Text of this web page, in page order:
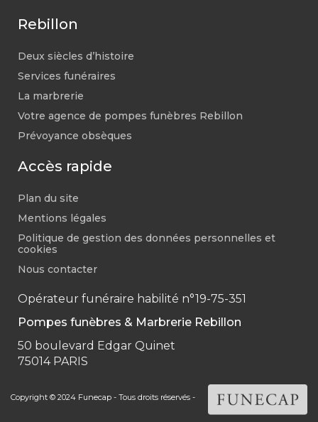
Rebillon
Deux siècles d’histoire
Services funéraires
La marbrerie
Votre agence de pompes funèbres Rebillon
Prévoyance obsèques
Accès rapide
Plan du site
Mentions légales
Politique de gestion des données personnelles et
cookies
Nous contacter
Opérateur funéraire habilité n°19-75-351
Pompes funèbres & Marbrerie Rebillon
50 boulevard Edgar Quinet
75014 PARIS
Copyright © 2024 Funecap - Tous droits réservés -